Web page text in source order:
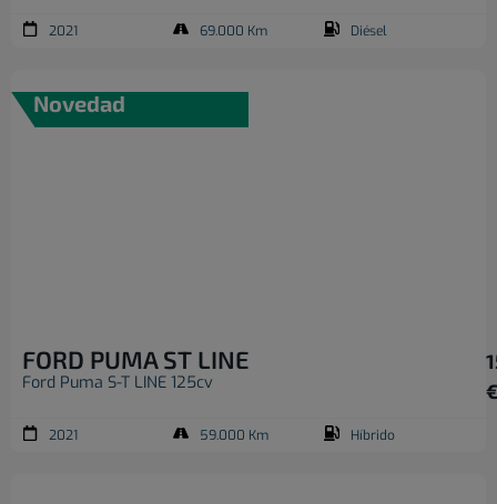
2021 69.000 Km Diésel
Novedad
FORD PUMA ST LINE
Ford Puma S-T LINE 125cv
2021 59.000 Km Híbrido